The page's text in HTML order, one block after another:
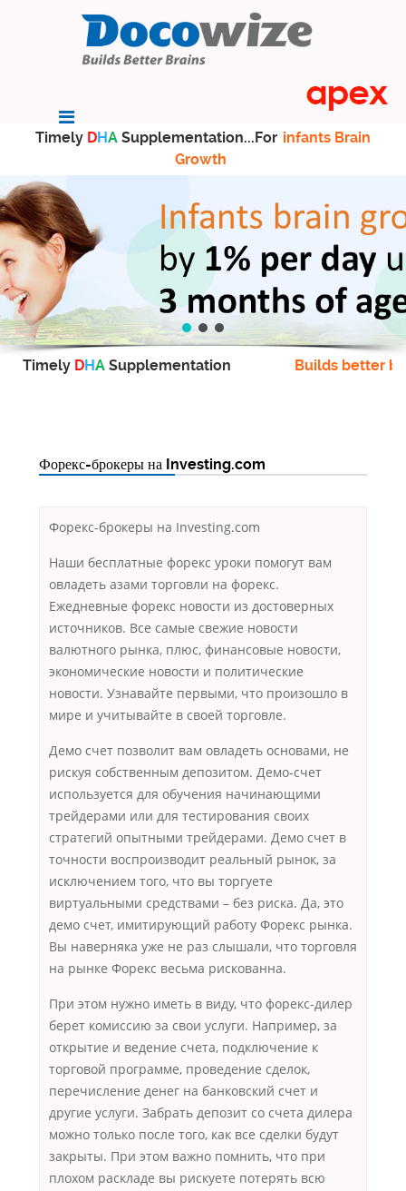
Timely DHA Supplementation...For infants Brain
Growth
Timely DHA Supplementation Builds better
Форекс-брокеры на Investing.com
Форекс-брокеры на Investing.com
Наши бесплатные форекс уроки помогут вам
овладеть азами торговли на форекс.
Ежедневные форекс новости из достоверных
источников. Все самые свежие новости
валютного рынка, плюс, финансовые новости,
экономические новости и политические
новости. Узнавайте первыми, что произошло в
мире и учитывайте в своей торговле.
Демо счет позволит вам овладеть основами, не
рискуя собственным депозитом. Демо-счет
используется для обучения начинающими
трейдерами или для тестирования своих
стратегий опытными трейдерами. Демо счет в
точности воспроизводит реальный рынок, за
исключением того, что вы торгуете
виртуальными средствами – без риска. Да, это
демо счет, имитирующий работу Форекс рынка.
Вы наверняка уже не раз слышали, что торговля
на рынке Форекс весьма рискованна.
При этом нужно иметь в виду, что форекс-дилер
берет комиссию за свои услуги. Например, за
открытие и ведение счета, подключение к
торговой программе, проведение сделок,
перечисление денег на банковский счет и
другие услуги. Забрать депозит со счета дилера
можно только после того, как все сделки будут
закрыты. При этом важно помнить, что при
плохом раскладе вы рискуете потерять всю